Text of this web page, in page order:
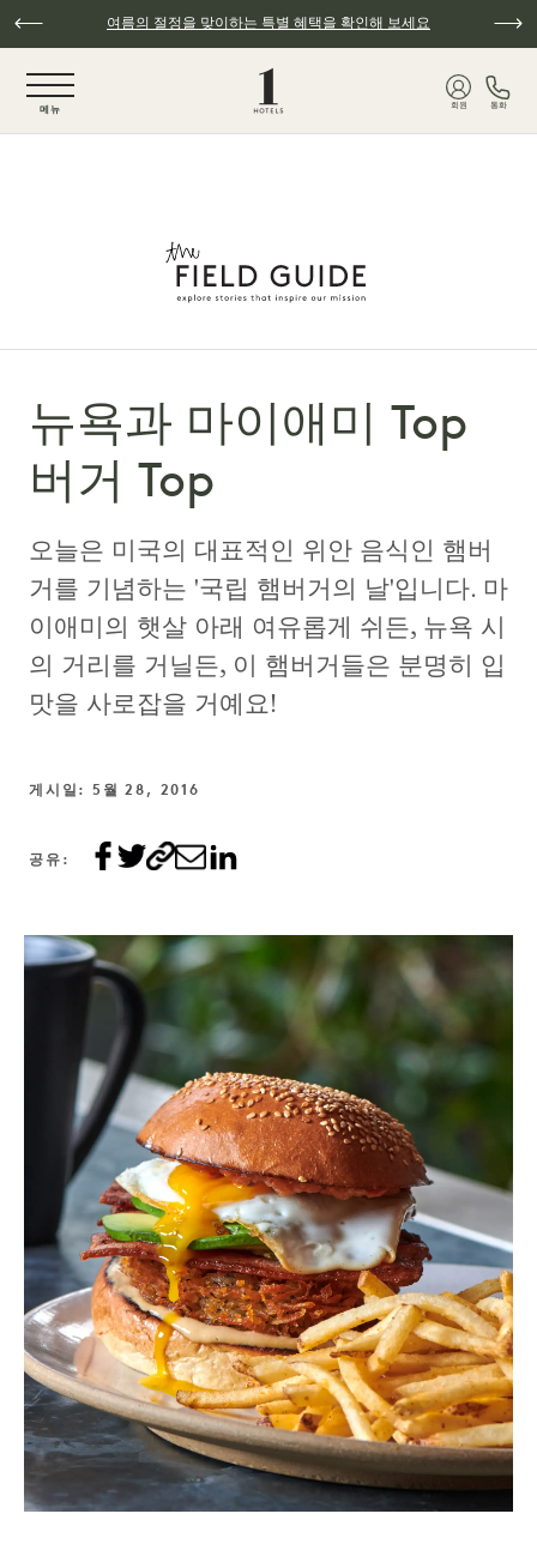
주요 콘텐츠로 건너뛰기여름의 절정을 맞이하는 특별 혜택을 확인해 보세요
메뉴
회원 통화
뉴욕과 마이애미 Top
버거 Top
오늘은 미국의 대표적인 위안 음식인 햄버
거를 기념하는 '국립 햄버거의 날'입니다. 마
이애미의 햇살 아래 여유롭게 쉬든, 뉴욕 시
의 거리를 거닐든, 이 햄버거들은 분명히 입
맛을 사로잡을 거예요!
게시일: 5월 28, 2016
공유: